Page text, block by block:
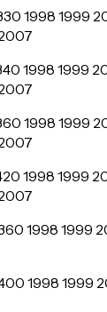
1998 1999
1998 1999
1998 1999
1998 1999
1998 1999
1998 1999